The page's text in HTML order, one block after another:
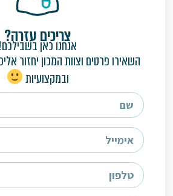
צריכים עזרה?
אנחנו כאן בשבילכם!
השאירו פרטים וצוות המכון יחזור
ובמקצועיות